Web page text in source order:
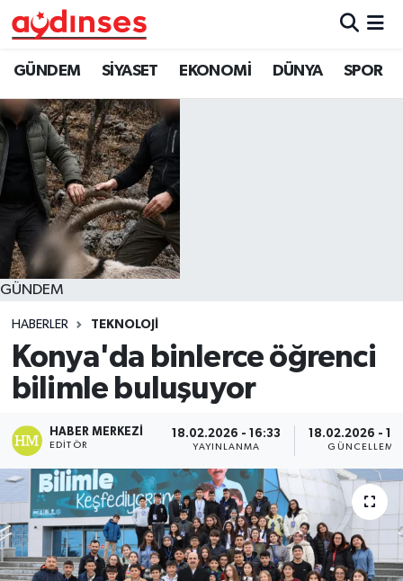
GÜNDEM SİYASET EKONOMİ DÜNYA SPOR
GÜNDEM
HABERLER TEKNOLOJİ
Konya'da binlerce öğrenci
bilimle buluşuyor
HABER MERKEZI
EDITÖR
18.02.2026 - 16:33
YAYINLANMA
18.02.2026 -
GÜNCELLEME
GÜNDEM
SİYASET
EKONOMİ
DÜNYA
SPOR
MAGAZİN
YAŞAM
Nöbetçi Eczaneler
Hava Durumu
Aydin Namaz Vakitleri
Trafik Durumu
Süper Lig Puan Durumu ve Fikstür
Tüm Manşetler
Son Dakika Haberleri
Haber Arşivi